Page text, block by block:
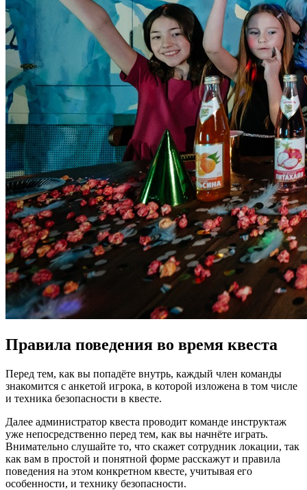
Правила поведения во время квеста
Перед тем, как вы попадёте внутрь, каждый член команды
знакомится с анкетой игрока, в которой изложена в том числе
и техника безопасности в квесте.
Далее администратор квеста проводит команде инструктаж
уже непосредственно перед тем, как вы начнёте играть.
Внимательно слушайте то, что скажет сотрудник локации, так
как вам в простой и понятной форме расскажут и правила
поведения на этом конкретном квесте, учитывая его
особенности, и технику безопасности.